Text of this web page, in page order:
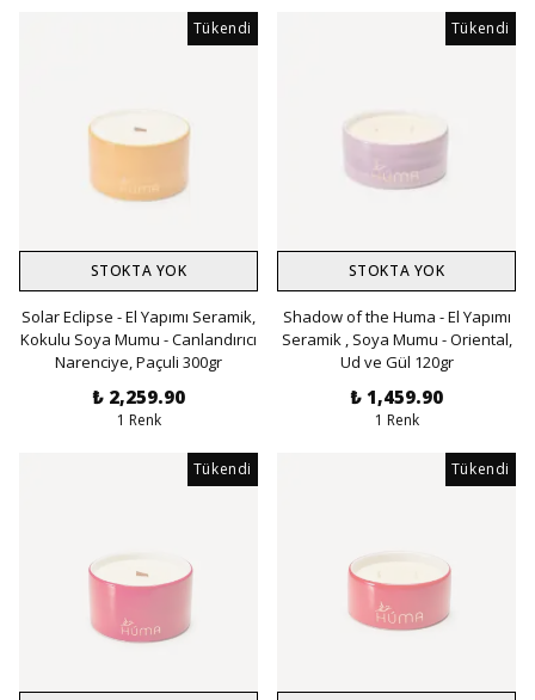
Tükendi
STOKTA YOK
Solar Eclipse - El Yapımı Seramik,
Kokulu Soya Mumu - Canlandırıcı
Narenciye, Paçuli 300gr
₺ 2,259.90
1 Renk
Tükendi
STOKTA YOK
Shadow of the Huma - El Yapımı
Seramik , Soya Mumu - Oriental,
Ud ve Gül 120gr
₺ 1,459.90
1 Renk
Tükendi Tükendi